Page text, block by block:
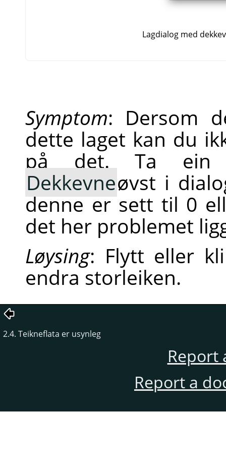
Lagdialog med
Symptom: Dersom
dette laget kan du
på det. Ta ein
Dekkevneøvst i
denne er sett til 0
det her problemet
Løysing: Flytt eller
endra storleiken.
2.4. Teikneflata er usynleg
Report
Report a